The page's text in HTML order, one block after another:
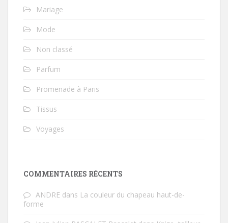
Mariage
Mode
Non classé
Parfum
Promenade à Paris
Tissus
Voyages
COMMENTAIRES RÉCENTS
ANDRE dans La couleur du chapeau haut-de-
forme